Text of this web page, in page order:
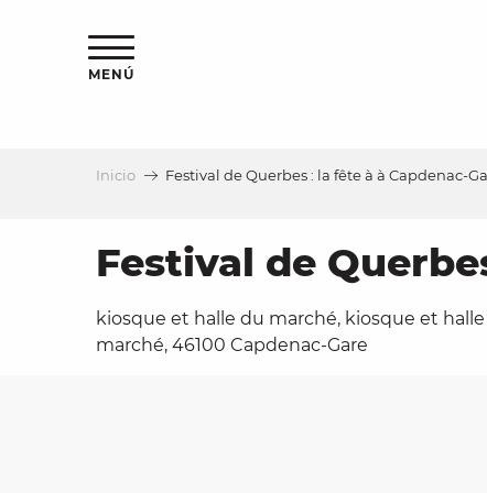
MENÚ
Inicio Festival de Querbes : la fête à à Capdenac-
Festival de
kiosque et halle du marché, kiosque et
marché, 46100 Capdenac-Gare